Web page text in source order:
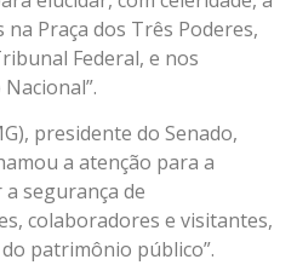
Praça dos Três Poderes,
Federal, e nos
presidente do Senado,
a atenção para a
a segurança de
colaboradores e visitantes,
patrimônio público”.